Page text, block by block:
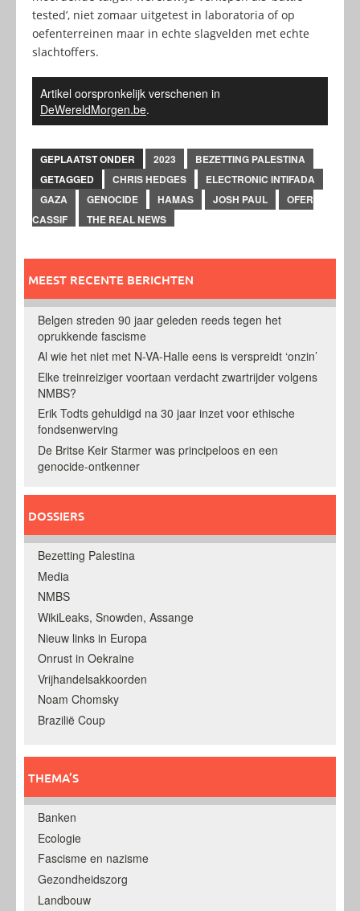
tested’, niet zomaar uitgetest in laboratoria of op
oefenterreinen maar in echte slagvelden met echte
slachtoffers.
Artikel oorspronkelijk verschenen in
DeWereldMorgen.be.
GEPLAATST ONDER 2023
BEZETTING PALESTINA
GETAGGED
CHRIS HEDGES
ELECTRONIC INTIFADA
GAZA
GENOCIDE HAMAS JOSH PAUL
OFER
CASSIF
THE REAL NEWS
MEEST RECENTE BERICHTEN
Belgen streden 90 jaar geleden reeds tegen het
oprukkende fascisme
Al wie het niet met N-VA-Halle eens is verspreidt ‘onzin’
Elke treinreiziger voortaan verdacht zwartrijder volgens
NMBS?
Erik Todts gehuldigd na 30 jaar inzet voor ethische
fondsenwerving
De Britse Keir Starmer was principeloos en een
genocide-ontkenner
DOSSIERS
Bezetting Palestina
Media
NMBS
WikiLeaks, Snowden, Assange
Nieuw links in Europa
Onrust in Oekraine
Vrijhandelsakkoorden
Noam Chomsky
Brazilië Coup
THEMA’S
Banken
Ecologie
Fascisme en nazisme
Gezondheidszorg
Landbouw